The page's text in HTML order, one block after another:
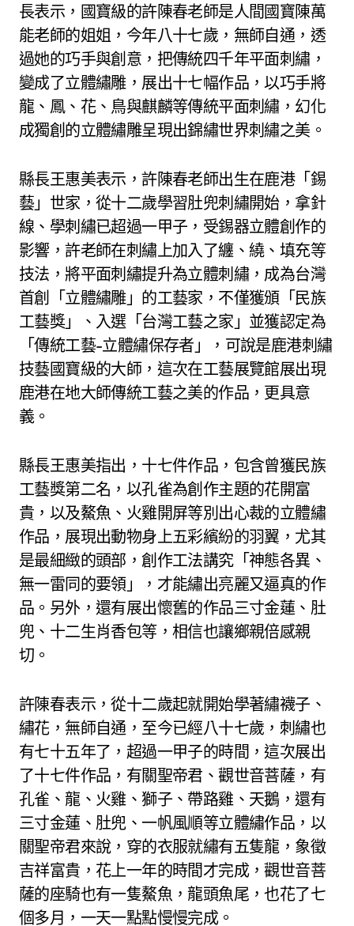
長表示，國寶級的許陳春老師是人間國寶陳萬
能老師的姐姐，今年八十七歲，無師自通，透
過她的巧手與創意，把傳統四千年平面刺繡，
變成了立體繡雕，展出十七幅作品，以巧手將
龍、鳳、花、鳥與麒麟等傳統平面刺繡，幻化
成獨創的立體繡雕呈現出錦繡世界刺繡之美。
縣長王惠美表示，許陳春老師出生在鹿港「錫
藝」世家，從十二歲學習肚兜刺繡開始，拿針
線、學刺繡已超過一甲子，受錫器立體創作的
影響，許老師在刺繡上加入了纏、繞、填充等
技法，將平面刺繡提升為立體刺繡，成為台灣
首創「立體繡雕」的工藝家，不僅獲頒「民族
工藝獎」、入選「台灣工藝之家」並獲認定為
「傳統工藝-立體繡保存者」，可說是鹿港刺繡
技藝國寶級的大師，這次在工藝展覽館展出現
鹿港在地大師傳統工藝之美的作品，更具意
義。
縣長王惠美指出，十七件作品，包含曾獲民族
工藝獎第二名，以孔雀為創作主題的花開富
貴，以及鰲魚、火雞開屏等別出心裁的立體繡
作品，展現出動物身上五彩繽紛的羽翼，尤其
是最細緻的頭部，創作工法講究「神態各異、
無一雷同的要領」，才能繡出亮麗又逼真的作
品。另外，還有展出懷舊的作品三寸金蓮、肚
兜、十二生肖香包等，相信也讓鄉親倍感親
切。
許陳春表示，從十二歲起就開始學著繡襪子、
繡花，無師自通，至今已經八十七歲，刺繡也
有七十五年了，超過一甲子的時間，這次展出
了十七件作品，有關聖帝君、觀世音菩薩，有
孔雀、龍、火雞、獅子、帶路雞、天鵝，還有
三寸金蓮、肚兜、一帆風順等立體繡作品，以
關聖帝君來說，穿的衣服就繡有五隻龍，象徵
吉祥富貴，花上一年的時間才完成，觀世音菩
薩的座騎也有一隻鰲魚，龍頭魚尾，也花了七
個多月，一天一點點慢慢完成。